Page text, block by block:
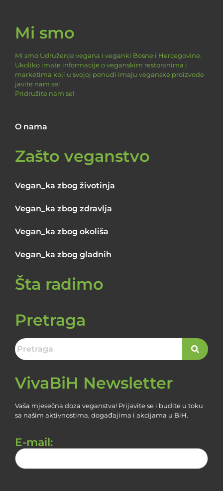
Mi smo
Mi smo Udruženje vegana i veganki Bosne i Hercegovine.
Ukoliko imate informacije o veganskim restoranima i
marketima koji u svojoj ponudi imaju veganske proizvode
javite nam se!
Pridružite nam se!
O nama
Zašto veganstvo
Vegan_ka zbog životinja
Vegan_ka zbog zdravlja
Vegan_ka zbog okoliša
Vegan_ka zbog gladnih
Šta radimo
Pretraga
VivaBiH Newsletter
Vaša mjesečna doza veganstva! Prijavite se i budite u toku
sa našim aktivnostima, događajima i akcijama u BiH.
E-mail: